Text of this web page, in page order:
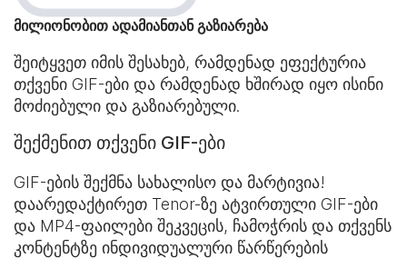
მილიონობით ადამიანთან გაზიარება
შეიტყვეთ იმის შესახებ, რამდენად ეფექტურია
თქვენი GIF-ები და რამდენად ხშირად იყო ისინი
მოძიებული და გაზიარებული.
შექმენით თქვენი GIF-ები
GIF-ების შექმნა სახალისო და მარტივია!
დაარედაქტირეთ Tenor-ზე ატვირთული GIF-ები
და MP4-ფაილები შეკვეცის, ჩამოჭრის და თქვენს
კონტენტზე ინდივიდუალური წარწერების